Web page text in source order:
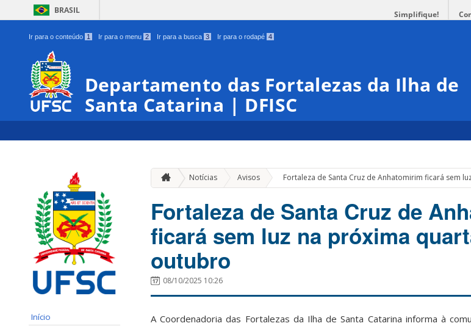
BRASIL Simplifique!
Ir para o conteúdo 1 Ir para o menu 2 Ir para a busca 3 Ir para o rodapé 4
Departamento das Fortalezas da Ilha de
Santa Catarina | DFISC
Início
Notícias Avisos » Fortaleza de Santa Cruz de Anhatomirim ficará sem
Fortaleza de Santa Cruz de
ficará sem luz na próxima
outubro
08/10/2025 10:26
A Coordenadoria das Fortalezas da Ilha de Santa Catarina informa à